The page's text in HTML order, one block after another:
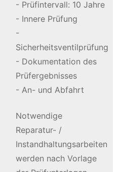
- Prüfintervall: 10 Jahre
- Innere Prüfung
-
Sicherheitsventilprüfung
- Dokumentation des
Prüfergebnisses
- An- und Abfahrt
Notwendige
Reparatur- /
Instandhaltungsarbeiten
werden nach Vorlage